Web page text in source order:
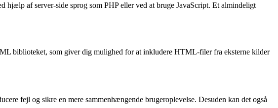
af server-side sprog som PHP eller ved at bruge JavaScript. Et almindeligt
biblioteket, som giver dig mulighed for at inkludere HTML-filer fra eksterne kilder
fejl og sikre en mere sammenhængende brugeroplevelse. Desuden kan det også